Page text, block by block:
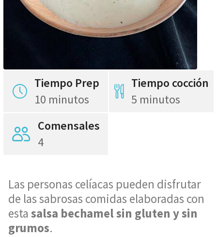
Tiempo Prep
10 minutos
Tiempo cocción
5 minutos
Comensales
4
Las personas celíacas pueden disfrutar
de las sabrosas comidas elaboradas con
esta salsa bechamel sin gluten y sin
grumos.